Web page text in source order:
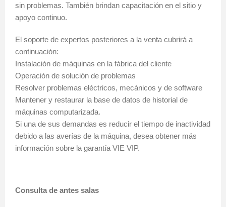
sin problemas. También brindan capacitación en el sitio y
apoyo continuo.
El soporte de expertos posteriores a la venta cubrirá a
continuación:
Instalación de máquinas en la fábrica del cliente
Operación de solución de problemas
Resolver problemas eléctricos, mecánicos y de software
Mantener y restaurar la base de datos de historial de
máquinas computarizada.
Si una de sus demandas es reducir el tiempo de inactividad
debido a las averías de la máquina, desea obtener más
información sobre la garantía VIE VIP.
Consulta de antes salas